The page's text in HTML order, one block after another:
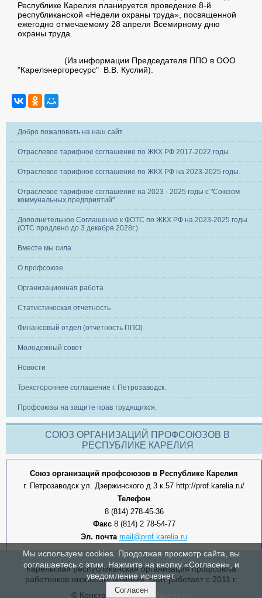
Республике Карелия планируется проведение 8-й
республиканской «Недели охраны труда», посвященной
ежегодно отмечаемому 28 апреля Всемирному дню
охраны труда.
(Из информации Председателя ППО в ООО
"Карелэнергоресурс" В.В. Куслий).
Добро пожаловать на наш сайт
Отраслевое тарифное соглашение по ЖКХ РФ 2017-2022 годы.
Отраслевое тарифное соглашение по ЖКХ РФ на 2023-2025 годы.
Отраслевое тарифное соглашение на 2023 - 2025 годы с "Союзом
коммунальных предприятий"
Дополнительное Соглашение к ФОТС по ЖКХ РФ на 2023-2025 годы.
(ОТС продлено до 3 декабря 2028г.)
Вместе мы сила
О профсоюзе
Организационная работа
Статистическая отчетность
Финансовый отдел (отчетность ППО)
Молодежный совет
Новости
Трехстороннее соглашение г. Петрозаводск.
Профсоюзы на защите прав трудящихся.
СОЮЗ ОРГАНИЗАЦИЙ ПРОФСОЮЗОВ В
РЕСПУБЛИКЕ КАРЕЛИЯ
Союз организаций профсоюзов в Республике Карелия
г. Петрозаводск ул. Дзержинского д.3 к.57 http://prof.karelia.ru/
Телефон
8 (814) 278-45-36
Факс8 (814) 2 78-54-77
Эл. почта mail@prof.karelia.ru
Карельская республиканская организация профсоюза
работников жизнеобеспечения, сайт работает с 2011 г.
© Конструктор сайтов
Nubex.ru
Мы используем cookies. Продолжая просмотр сайта, вы
соглашаетесь с этим. Нажмите на кнопку «Согласен», и
уведомление исчезнет.
Согласен